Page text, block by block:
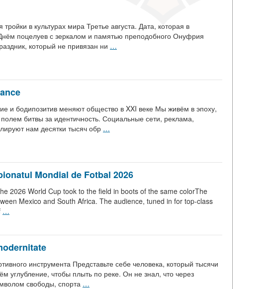
в культурах мира Третье августа. Дата, которая в
поцелуев с зеркалом и памятью преподобного Онуфрия
который не привязан ни …
и бодипозитив меняют общество в XXI веке Мы живём в эпоху,
битвы за идентичность. Социальные сети, реклама,
нам десятки тысяч обр …
Mondial de Fotbal 2026
2026 World Cup took to the field in boots of the same colorThe
Mexico and South Africa. The audience, tuned in for top-class
…
инструмента Представьте себе человека, который тысячи
углубление, чтобы плыть по реке. Он не знал, что через
свободы, спорта …